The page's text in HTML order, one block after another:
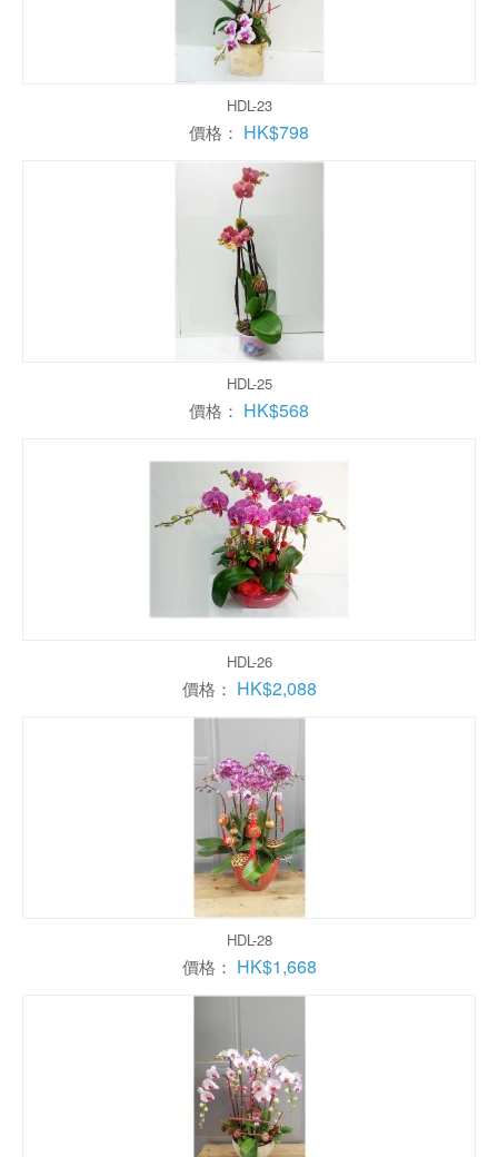
HDL-23
價格： HK$798
HDL-25
價格： HK$568
HDL-26
價格： HK$2,088
HDL-28
價格： HK$1,668